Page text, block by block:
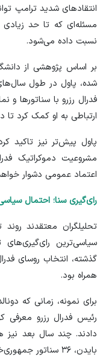
انتقاد‌های شدید ترامپ
مسئله‌ای که تا حد زیادی
نسبت داده می‌شود.
بر اساس پژوهشی از
شده، پاول در طول
فدرال رزرو با سناتور‌ها
ارتباطی به او کمک کرد تا
پاول پیش‌تر نیز تاکید
مشروعیت دموکراتیک
اعتماد عمومی دشوار
رای‌گیری سنا؛ احتمال
تحلیلگران معتقدند
سیاسی‌ترین
گذشته، انتخاب روسای
همراه بود.
دادند. چند سال بعد نیز
بایدن، ۳۶ سناتور جمهوری‌خواه از او حمایت کردند.